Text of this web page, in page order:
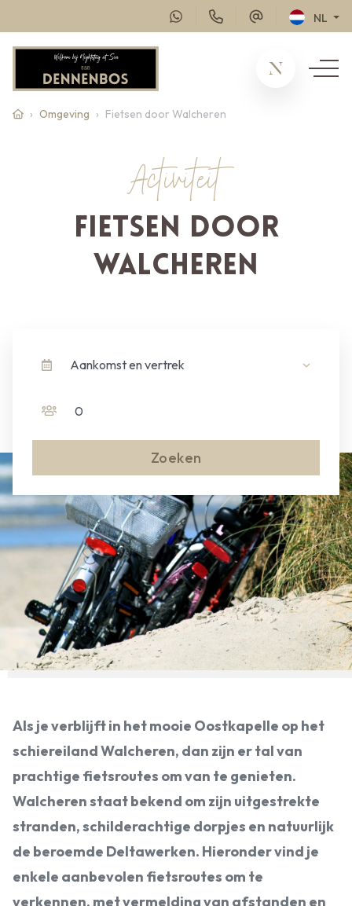
NL
Omgeving Fietsen door Walcheren
Activiteit
Fietsen door
Walcheren
Aankomst en vertrek
Zoeken
Als je verblijft in het mooie Oostkapelle op het
schiereiland Walcheren, dan zijn er tal van
prachtige fietsroutes om van te genieten.
Walcheren staat bekend om zijn uitgestrekte
stranden, schilderachtige dorpjes en natuurlijk
de beroemde Deltawerken. Hieronder vind je
enkele aanbevolen fietsroutes om te
verkennen, met vermelding van afstanden en